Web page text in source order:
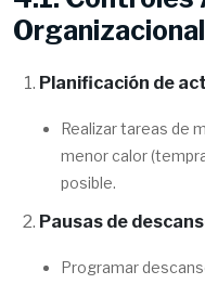
Planificación de
Realizar tareas de
menor calor
posible.
Pausas de
Programar